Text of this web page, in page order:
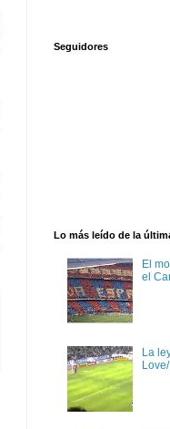
Seguidores
Lo más leído de la
El
el
La